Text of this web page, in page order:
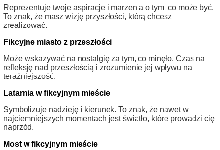
Reprezentuje twoje aspiracje i marzenia o tym, co może być.
To znak, że masz wizję przyszłości, którą chcesz
zrealizować.
Fikcyjne miasto z przeszłości
Może wskazywać na nostalgię za tym, co minęło. Czas na
refleksję nad przeszłością i zrozumienie jej wpływu na
teraźniejszość.
Latarnia w fikcyjnym mieście
Symbolizuje nadzieję i kierunek. To znak, że nawet w
najciemniejszych momentach jest światło, które prowadzi cię
naprzód.
Most w fikcyjnym mieście